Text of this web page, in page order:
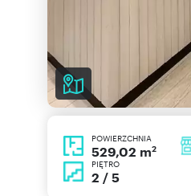
POWIERZCHNIA
529,02 m2
PIĘTRO
2 / 5